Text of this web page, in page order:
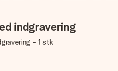
indgravering
- 1 stk